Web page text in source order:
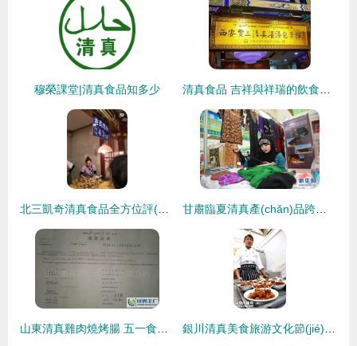
穆榮課堂|清真食品知多少